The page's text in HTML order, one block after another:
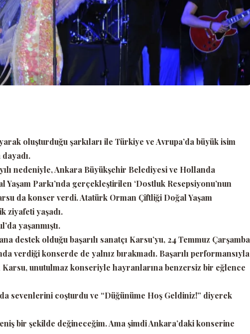
oluşturduğu şarkıları ile Türkiye ve Avrupa’da büyük isim
nedeniyle, Ankara Büyükşehir Belediyesi ve Hollanda
Parkı’nda gerçekleştirilen ‘Dostluk Resepsiyonu’nun
da konser verdi. Atatürk Orman Çiftliği Doğal Yaşam
ziyafeti yaşadı.
yaşanmıştı.
destek olduğu başarılı sanatçı Karsu’yu, 24 Temmuz Çarşamba
verdiği konserde de yalnız bırakmadı. Başarılı performansıyla
unutulmaz konseriyle hayranlarına benzersiz bir eğlence
sevenlerini coşturdu ve “Düğünüme Hoş Geldiniz!” diyerek
bir şekilde değineceğim. Ama şimdi Ankara’daki konserine